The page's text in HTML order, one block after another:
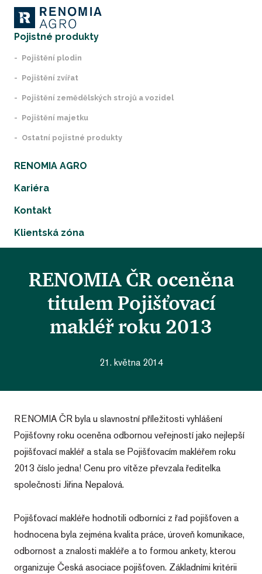
Pojistné produkty
Pojištění plodin
Pojištění zvířat
Pojištění zemědělských strojů a vozidel
Pojištění majetku
Ostatní pojistné produkty
RENOMIA AGRO
Kariéra
Kontakt
Klientská zóna
RENOMIA ČR oceněna
titulem Pojišťovací
makléř roku 2013
21. května 2014
RENOMIA ČR byla u slavnostní příležitosti vyhlášení
Pojišťovny roku oceněna odbornou veřejností jako nejlepší
pojišťovací makléř a stala se Pojišťovacím makléřem roku
2013 číslo jedna! Cenu pro vítěze převzala ředitelka
společnosti Jiřina Nepalová.
Pojišťovací makléře hodnotili odborníci z řad pojišťoven a
hodnocena byla zejména kvalita práce, úroveň komunikace,
odbornost a znalosti makléře a to formou ankety, kterou
organizuje Česká asociace pojišťoven. Základními kritérii